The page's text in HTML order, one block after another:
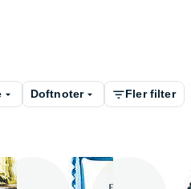
Doftnoter
Fler filter